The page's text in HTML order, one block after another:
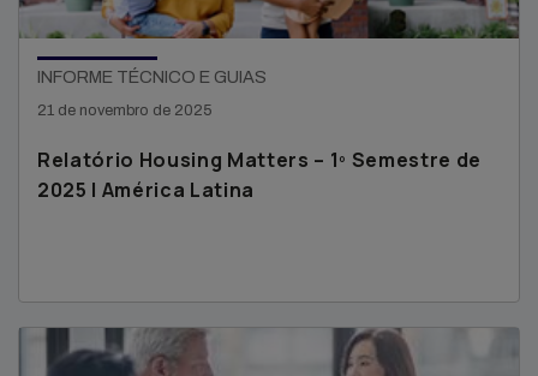
INFORME TÉCNICO E GUIAS
21 de novembro de 2025
Relatório Housing Matters – 1º Semestre de
2025 | América Latina